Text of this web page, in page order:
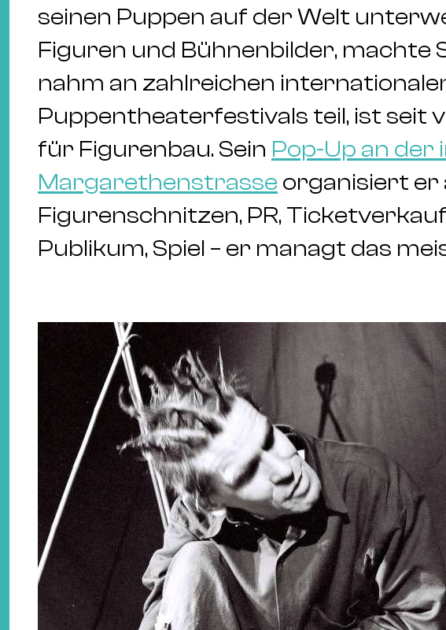
seinen Puppen auf der Welt
Figuren und Bühnenbilder, machte
nahm an zahlreichen
Puppentheaterfestivals teil, ist seit
für Figurenbau. Sein Pop-Up an der
Margarethenstrasse organisiert er
Figurenschnitzen, PR,
Publikum, Spiel – er managt das